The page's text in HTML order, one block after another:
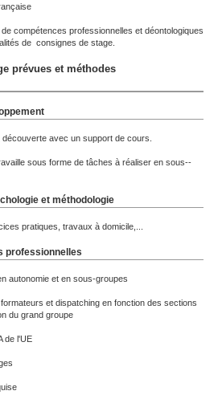
compétences professionnelles et déontologiques
de consignes de stage.
prévues et méthodes
avec un support de cours.
sous forme de tâches à réaliser en sous--
et méthodologie
pratiques, travaux à domicile,...
professionnelles
autonomie et en sous-groupes
et dispatching en fonction des sections
du grand groupe
de l'UE